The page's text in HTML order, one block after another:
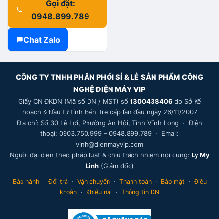
là:
5.990.000 ₫.
5.790.000 ₫.
Gọi đặt:
0948.899.789
Chat Zalo
CÔNG TY TNHH PHÂN PHỐI SỈ & LẺ SẢN PHẨM CÔNG
NGHỆ ĐIỆN MÁY VIP
Giấy CN ĐKDN (Mã số DN / MST) số 1300438406 do Sở Kế
hoạch & Đầu tư tỉnh Bến Tre cấp lần đầu ngày 26/11/2007
Địa chỉ: Số 30 Lê Lợi, Phường An Hội, Tỉnh Vĩnh Long · Điện
thoại: 0903.750.999 – 0948.899.789 · Email:
vinh@dienmayvip.com
Người đại diện theo pháp luật & chịu trách nhiệm nội dung: Lý Mỹ
Linh(Giám đốc)
Bảo hành·Đổi trả · Vận chuyển· Thanh toán· Bảo mật ·Điều
khoản · Khiếu nại · Thông tin DN